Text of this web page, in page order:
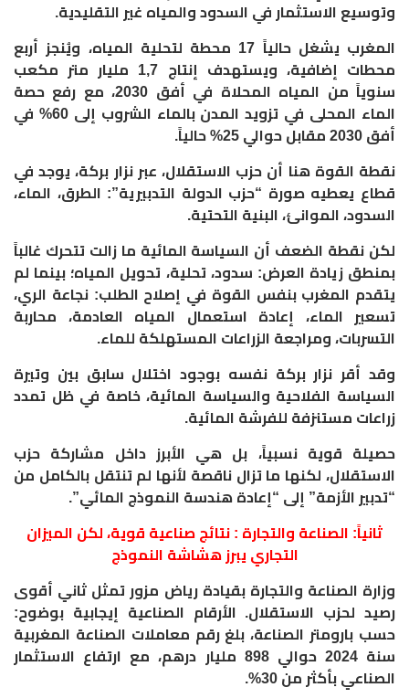
وتوسيع الاستثمار في السدود والمياه غير التقليدية.
المغرب يشغل حالياً 17 محطة لتحلية المياه، ويُنجز أربع
محطات إضافية، ويستهدف إنتاج 1,7 مليار متر مكعب
سنوياً من المياه المحلاة في أفق 2030، مع رفع حصة
الماء المحلى في تزويد المدن بالماء الشروب إلى 60% في
أفق 2030 مقابل حوالي 25% حالياً.
نقطة القوة هنا أن حزب الاستقلال، عبر نزار بركة، يوجد في
قطاع يعطيه صورة “حزب الدولة التدبيرية”: الطرق، الماء،
السدود، الموانئ، البنية التحتية.
لكن نقطة الضعف أن السياسة المائية ما زالت تتحرك غالباً
بمنطق زيادة العرض: سدود، تحلية، تحويل المياه؛ بينما لم
يتقدم المغرب بنفس القوة في إصلاح الطلب: نجاعة الري،
تسعير الماء، إعادة استعمال المياه العادمة، محاربة
التسربات، ومراجعة الزراعات المستهلكة للماء.
وقد أقر نزار بركة نفسه بوجود اختلال سابق بين وتيرة
السياسة الفلاحية والسياسة المائية، خاصة في ظل تمدد
زراعات مستنزفة للفرشة المائية.
حصيلة قوية نسبياً، بل هي الأبرز داخل مشاركة حزب
الاستقلال، لكنها ما تزال ناقصة لأنها لم تنتقل بالكامل من
“تدبير الأزمة” إلى “إعادة هندسة النموذج المائي”.
ثانياً: الصناعة والتجارة : نتائج صناعية قوية، لكن الميزان
التجاري يبرز هشاشة النموذج
وزارة الصناعة والتجارة بقيادة رياض مزور تمثل ثاني أقوى
رصيد لحزب الاستقلال. الأرقام الصناعية إيجابية بوضوح:
حسب بارومتر الصناعة، بلغ رقم معاملات الصناعة المغربية
سنة 2024 حوالي 898 مليار درهم، مع ارتفاع الاستثمار
الصناعي بأكثر من 30%.